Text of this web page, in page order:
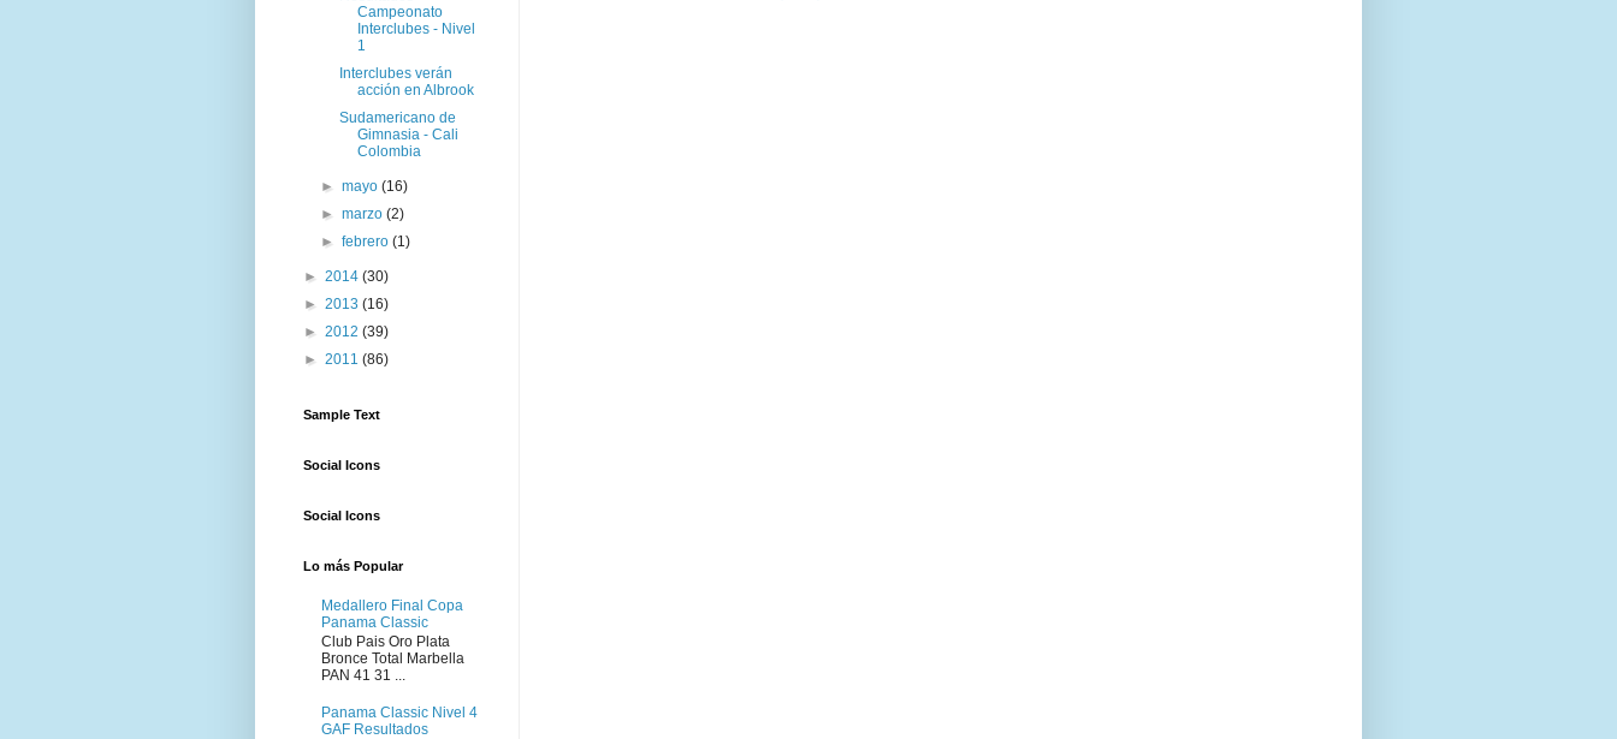
Campeonato
Interclubes - Nivel
1
Interclubes verán
acción en Albrook
Sudamericano de
Gimnasia - Cali
Colombia
►mayo(16)
►marzo(2)
►febrero(1)
► 2014 (30)
► 2013 (16)
► 2012 (39)
► 2011 (86)
Sample Text
Social Icons
Social Icons
Lo más Popular
Medallero Final Copa
Panama Classic
Club Pais Oro Plata
Bronce Total Marbella
PAN 41 31 ...
Panama Classic Nivel 4
GAF Resultados